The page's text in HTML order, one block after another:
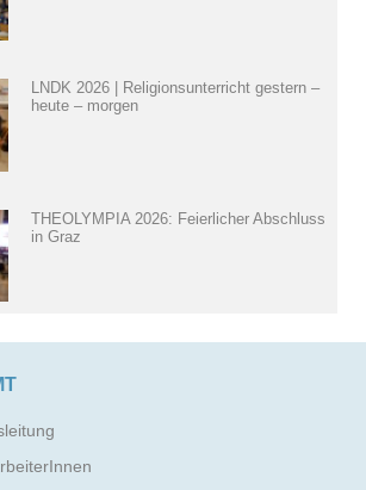
LNDK 2026 | Religionsunterricht gestern –
heute – morgen
THEOLYMPIA 2026: Feierlicher Abschluss
in Graz